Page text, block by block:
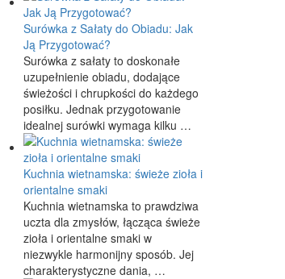
Surówka z Sałaty do Obiadu: Jak
Ją Przygotować?
Surówka z sałaty to doskonałe
uzupełnienie obiadu, dodające
świeżości i chrupkości do każdego
posiłku. Jednak przygotowanie
idealnej surówki wymaga kilku …
Kuchnia wietnamska: świeże zioła i
orientalne smaki
Kuchnia wietnamska to prawdziwa
uczta dla zmysłów, łącząca świeże
zioła i orientalne smaki w
niezwykle harmonijny sposób. Jej
charakterystyczne dania, …